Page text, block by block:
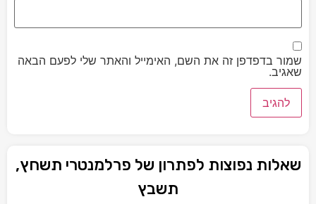
שמור בדפדפן זה את השם, האימייל והאתר שלי לפעם הבאה
שאגיב.
שאלות נפוצות לפתרון של פרלמנטרי תשחץ,
תשבץ